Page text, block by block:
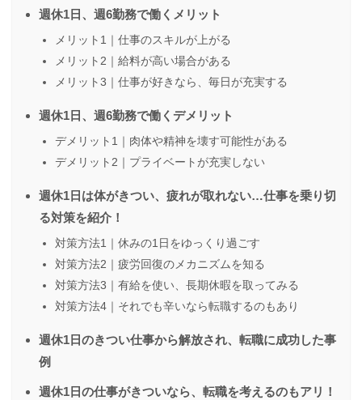
週休1日、週6勤務で働くメリット
メリット1｜仕事のスキルが上がる
メリット2｜給料が高い場合がある
メリット3｜仕事が好きなら、毎日が充実する
週休1日、週6勤務で働くデメリット
デメリット1｜肉体や精神を壊す可能性がある
デメリット2｜プライベートが充実しない
週休1日は体がきつい、疲れが取れない…仕事を乗り切
る対策を紹介！
対策方法1｜休みの1日をゆっくり過ごす
対策方法2｜疲労回復のメカニズムを知る
対策方法3｜有給を使い、長期休暇を取ってみる
対策方法4｜それでも辛いなら転職するのもあり
週休1日のきつい仕事から解放され、転職に成功した事
例
週休1日の仕事がきついなら、転職を考えるのもアリ！